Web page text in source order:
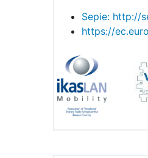
Sepie: http://
https://